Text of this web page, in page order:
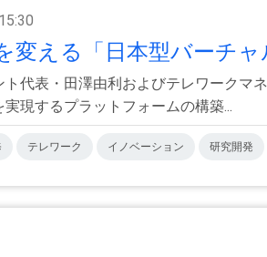
変える「日本型バーチ
ト代表・田澤由利およびテレワークマ
現するプラットフォームの構築...
テレワーク イノベーション 研究開発